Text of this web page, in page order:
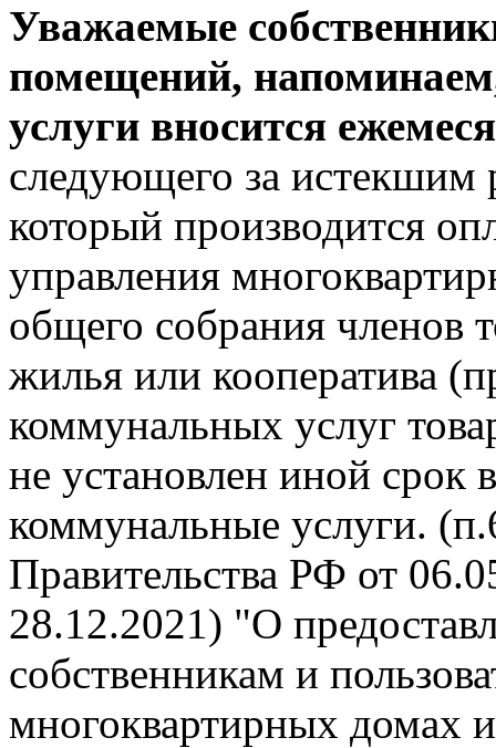
Уважаемые
помещений,
услуги вносится
следующего за истекшим
который производится
управления
общего собрания членов
жилья или кооператива
коммунальных услуг
не установлен иной срок
коммунальные услуги.
Правительства РФ от
28.12.2021) "О
собственникам и
многоквартирных